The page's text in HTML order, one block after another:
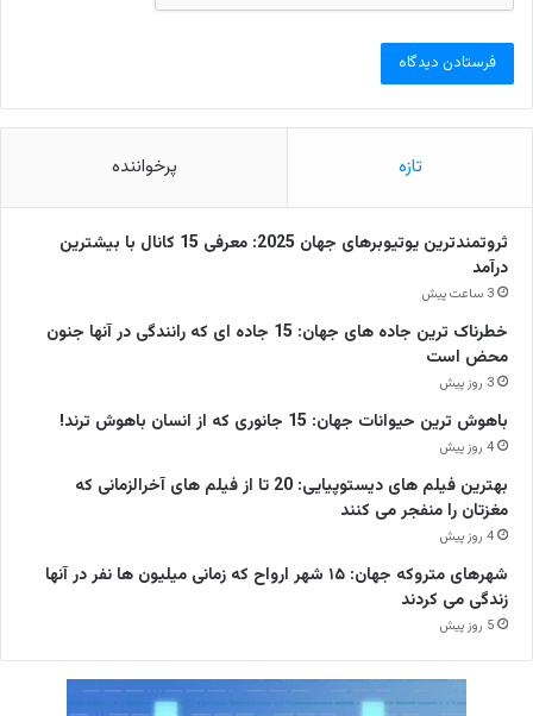
تازه پرخواننده
ثروتمندترین یوتیوبرهای جهان 2025: معرفی 15 کانال با بیشترین
درآمد
3 ساعت پیش
خطرناک ترین جاده های جهان: 15 جاده ای که رانندگی در آنها جنون
محض است
3 روز پیش
باهوش ترین حیوانات جهان: 15 جانوری که از انسان باهوش ترند!
4 روز پیش
بهترین فیلم های دیستوپیایی: 20 تا از فیلم های آخرالزمانی که
مغزتان را منفجر می کنند
4 روز پیش
شهرهای متروکه جهان: ۱۵ شهر ارواح که زمانی میلیون ها نفر در آنها
زندگی می کردند
5 روز پیش